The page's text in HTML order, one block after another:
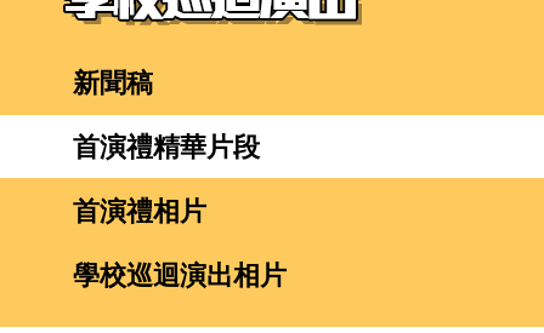
新聞稿
首演禮精華片段
首演禮相片
學校巡迴演出相片